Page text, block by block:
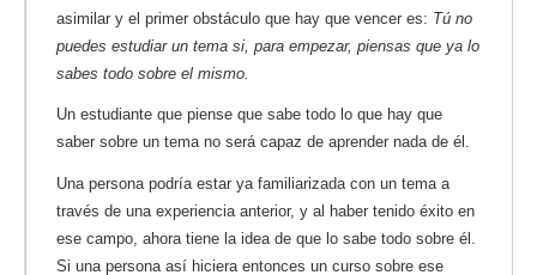
asimilar y el primer obstáculo que hay que vencer es: Tú no
puedes estudiar un tema si, para empezar, piensas que ya lo
sabes todo sobre el mismo.
Un estudiante que piense que sabe todo lo que hay que
saber sobre un tema no será capaz de aprender nada de él.
Una persona podría estar ya familiarizada con un tema a
través de una experiencia anterior, y al haber tenido éxito en
ese campo, ahora tiene la idea de que lo sabe todo sobre él.
Si una persona así hiciera entonces un curso sobre ese